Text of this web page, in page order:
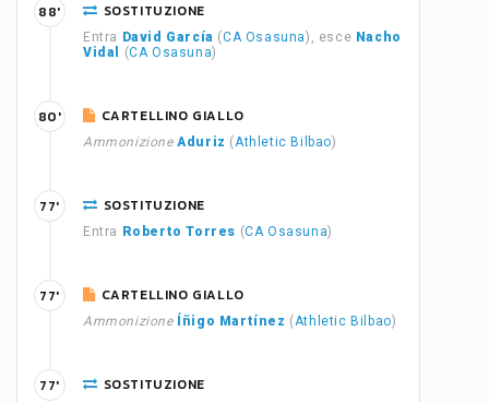
SOSTITUZIONE
Entra David García (CA Osasuna), esce Nacho
Vidal
(CA Osasuna)
88'
CARTELLINO GIALLO
Ammonizione Aduriz (Athletic Bilbao)
80'
SOSTITUZIONE
Entra Roberto Torres (CA Osasuna)
77'
CARTELLINO GIALLO
Ammonizione Íñigo Martínez (Athletic Bilbao)
77'
SOSTITUZIONE
77'